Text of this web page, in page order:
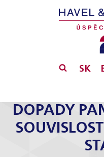
SK
DOPADY